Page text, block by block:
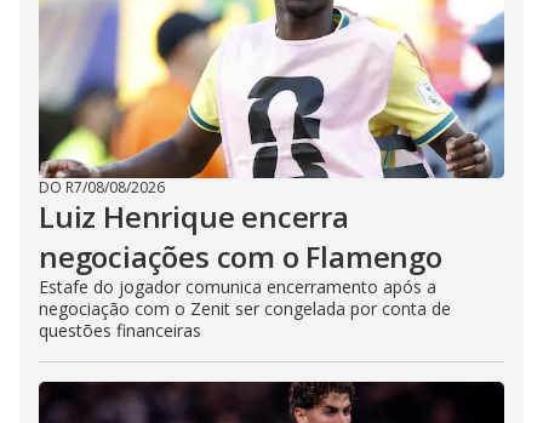
DO R7/08/08/2026
Luiz Henrique encerra
negociações com o Flamengo
Estafe do jogador comunica encerramento após a
negociação com o Zenit ser congelada por conta de
questões financeiras